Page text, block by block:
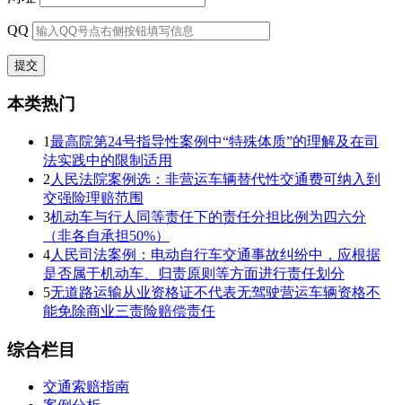
QQ
本类热门
1最高院第24号指导性案例中“特殊体质”的理解及在司
法实践中的限制适用
2 人民法院案例选：非营运车辆替代性交通费可纳入到
交强险理赔范围
3机动车与行人同等责任下的责任分担比例为四六分
（非各自承担50%）
4人民司法案例：电动自行车交通事故纠纷中，应根据
是否属于机动车、归责原则等方面进行责任划分
5无道路运输从业资格证不代表无驾驶营运车辆资格不
能免除商业三责险赔偿责任
综合栏目
交通索赔指南